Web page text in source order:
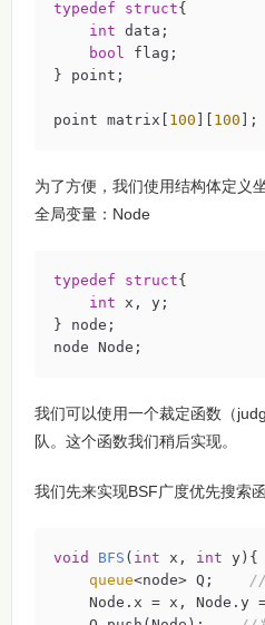
typedef
struct{
int data;
bool flag;
} point;
point matrix[ 100 100 ];
为了方便，我们使用结构体定义
全局变量：Node
typedef struct{
int x, y;
} node;
node Node;
我们可以使用一个裁定函数（
队。这个函数我们稍后实现。
我们先来实现BSF广度优先搜索函
void BFS ( int x, int y) {
queue<node> Q;
//
Node.x = x,